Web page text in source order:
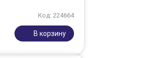
Код: 224664
В корзину